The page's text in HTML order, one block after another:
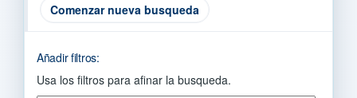
Comenzar nueva busqueda
Añadir filtros:
Usa los filtros para afinar la busqueda.